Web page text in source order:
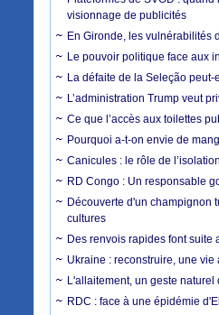
visionnage de publicités
En Gironde, les vulnérabilités
Le pouvoir politique face aux
La défaite de la Seleção
L’administration Trump veut
Ce que l’accès aux toilettes
Pourquoi a-t-on envie de
Canicules : le rôle de
RD Congo : Un responsable
Découverte d'un champignon
cultures
Des renvois rapides font suite
Ukraine : reconstruire, une vie
L'allaitement, un geste
RDC : face à une épidémie